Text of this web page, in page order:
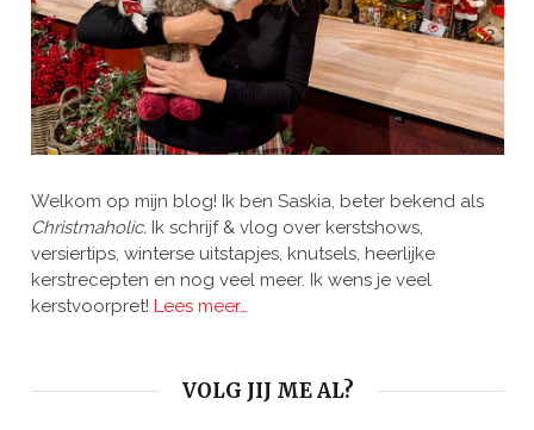
Welkom op mijn blog! Ik ben Saskia, beter bekend als
Christmaholic. Ik schrijf & vlog over kerstshows,
versiertips, winterse uitstapjes, knutsels, heerlijke
kerstrecepten en nog veel meer. Ik wens je veel
kerstvoorpret! Lees meer…
VOLG JIJ ME AL?